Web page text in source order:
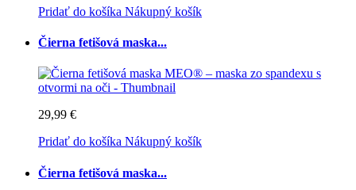
Pridať do košíka Nákupný košík
Čierna fetišová maska...
29,99 €
Pridať do košíka Nákupný košík
Čierna fetišová maska...